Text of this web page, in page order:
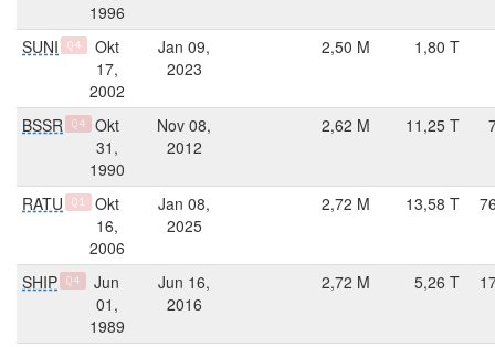
1996
SUNI Q4
Okt
17,
2002
Jan 09,
2023
2,50 M 1,80 T
BSSR Q4
Okt
31,
1990
Nov 08,
2012
2,62 M 11,25 T
RATU Q1
Okt
16,
2006
Jan 08,
2025
2,72 M 13,58 T
SHIP Q4
Jun
01,
1989
Jun 16,
2016
2,72 M 5,26 T